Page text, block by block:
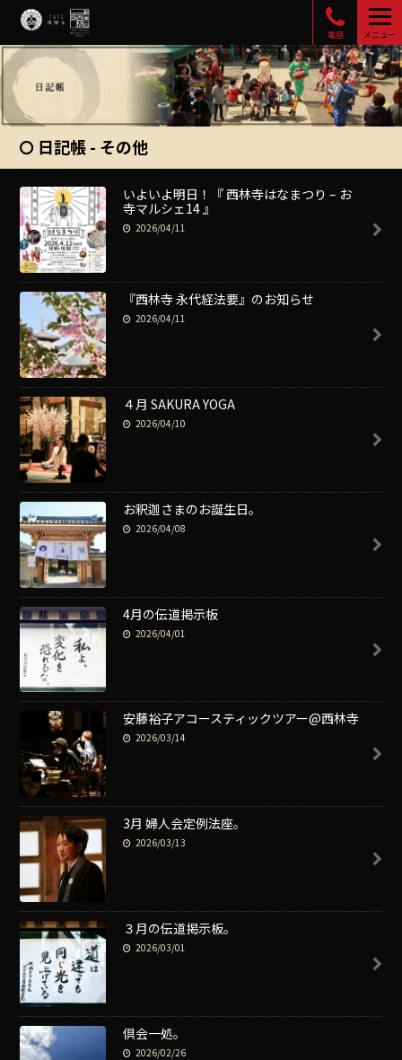
電話 メニュー
日記帳 - その他
いよいよ明日！『 西林寺はなまつり – お
寺マルシェ14 』
2026/04/11
『西林寺 永代経法要』のお知らせ
2026/04/11
４月 SAKURA YOGA
2026/04/10
お釈迦さまのお誕生日。
2026/04/08
4月の伝道掲示板
2026/04/01
安藤裕子アコースティックツアー@西林寺
2026/03/14
3月 婦人会定例法座。
2026/03/13
３月の伝道掲示板。
2026/03/01
倶会一処。
2026/02/26